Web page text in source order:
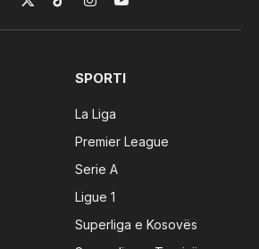
X
(Twitter)
TikTokInstagramYouTube
SPORTI
La Liga
Premier League
Serie A
Ligue 1
Superliga e Kosovës